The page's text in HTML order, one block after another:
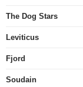
The Dog Stars
Leviticus
Fjord
Soudain